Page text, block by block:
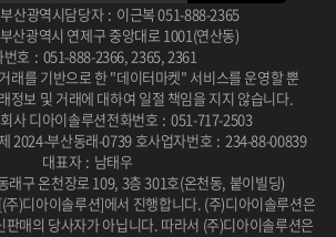
의료 환경에서 PHQ-2와 PHQ-9를 연속적으로
효율성과 정확성을 평가 사용 데이터: 2010년
대학병원 외래환자 201명을 대상으로 PHQ-
조사 및 DSM-IV 기준에 따른 주치의 면담 주요
연속선별검사는 단독 시행보다 진단 정확도가
어 일차진료에서 우울증 선별에 유용한 도구로
상과 응용근신경학
부산광역시담당자 : 이근복051-888-2365
산광역시 연제구 중앙대로 1001(연산동)
번호 : 051-888-2366, 2365, 2361
래를 기반으로 한 "데이터마켓" 서비스를 운영할 뿐
정보 및 거래에 대하여 일절 책임을 지지 않습니다.
사 디아이솔루션전화번호 : 051-717-2503
2024-부산동래-0739 호사업자번호 : 234-88-00839
대표자 : 남태우
래구 온천장로 109, 3층 301호(온천동, 붙이빌딩)
)디아이솔루션]에서 진행합니다. (주)디아이솔루션은
매의 당사자가 아닙니다. 따라서 (주)디아이솔루션은